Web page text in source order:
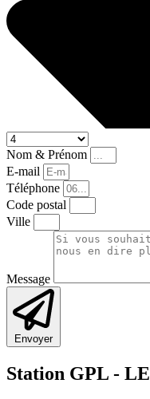
Nom & Prénom
E-mail
Téléphone
Code postal
Ville
Message
Envoyer
Station GPL -